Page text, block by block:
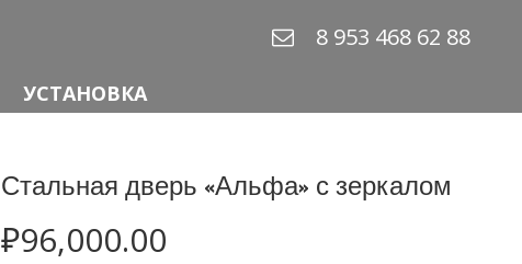
8 953 468 62 88
УСТАНОВКА
Стальная дверь «Альфа» с зеркалом
₽96,000.00